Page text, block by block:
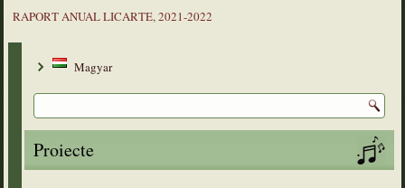
RAPORT ANUAL LICARTE, 2021-2022
Magyar
Proiecte